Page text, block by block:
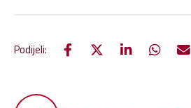
Podijeli: